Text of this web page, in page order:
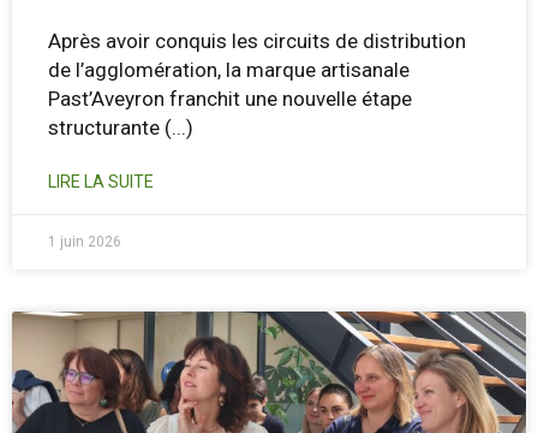
Après avoir conquis les circuits de distribution
de l’agglomération, la marque artisanale
Past’Aveyron franchit une nouvelle étape
structurante (...)
LIRE LA SUITE
1 juin 2026